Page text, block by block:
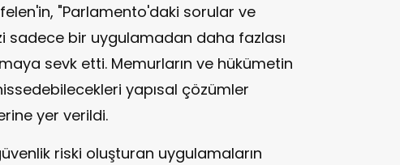
"Parlamento'daki sorular ve
sadece bir uygulamadan daha fazlası
sevk etti. Memurların ve hükümetin
yapısal çözümler
yer verildi.
riski oluşturan uygulamaların